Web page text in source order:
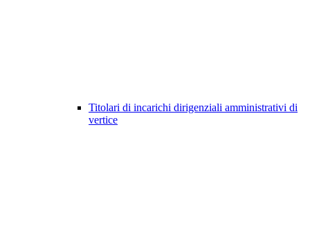
Titolari di incarichi dirigenziali amministrativi di
vertice